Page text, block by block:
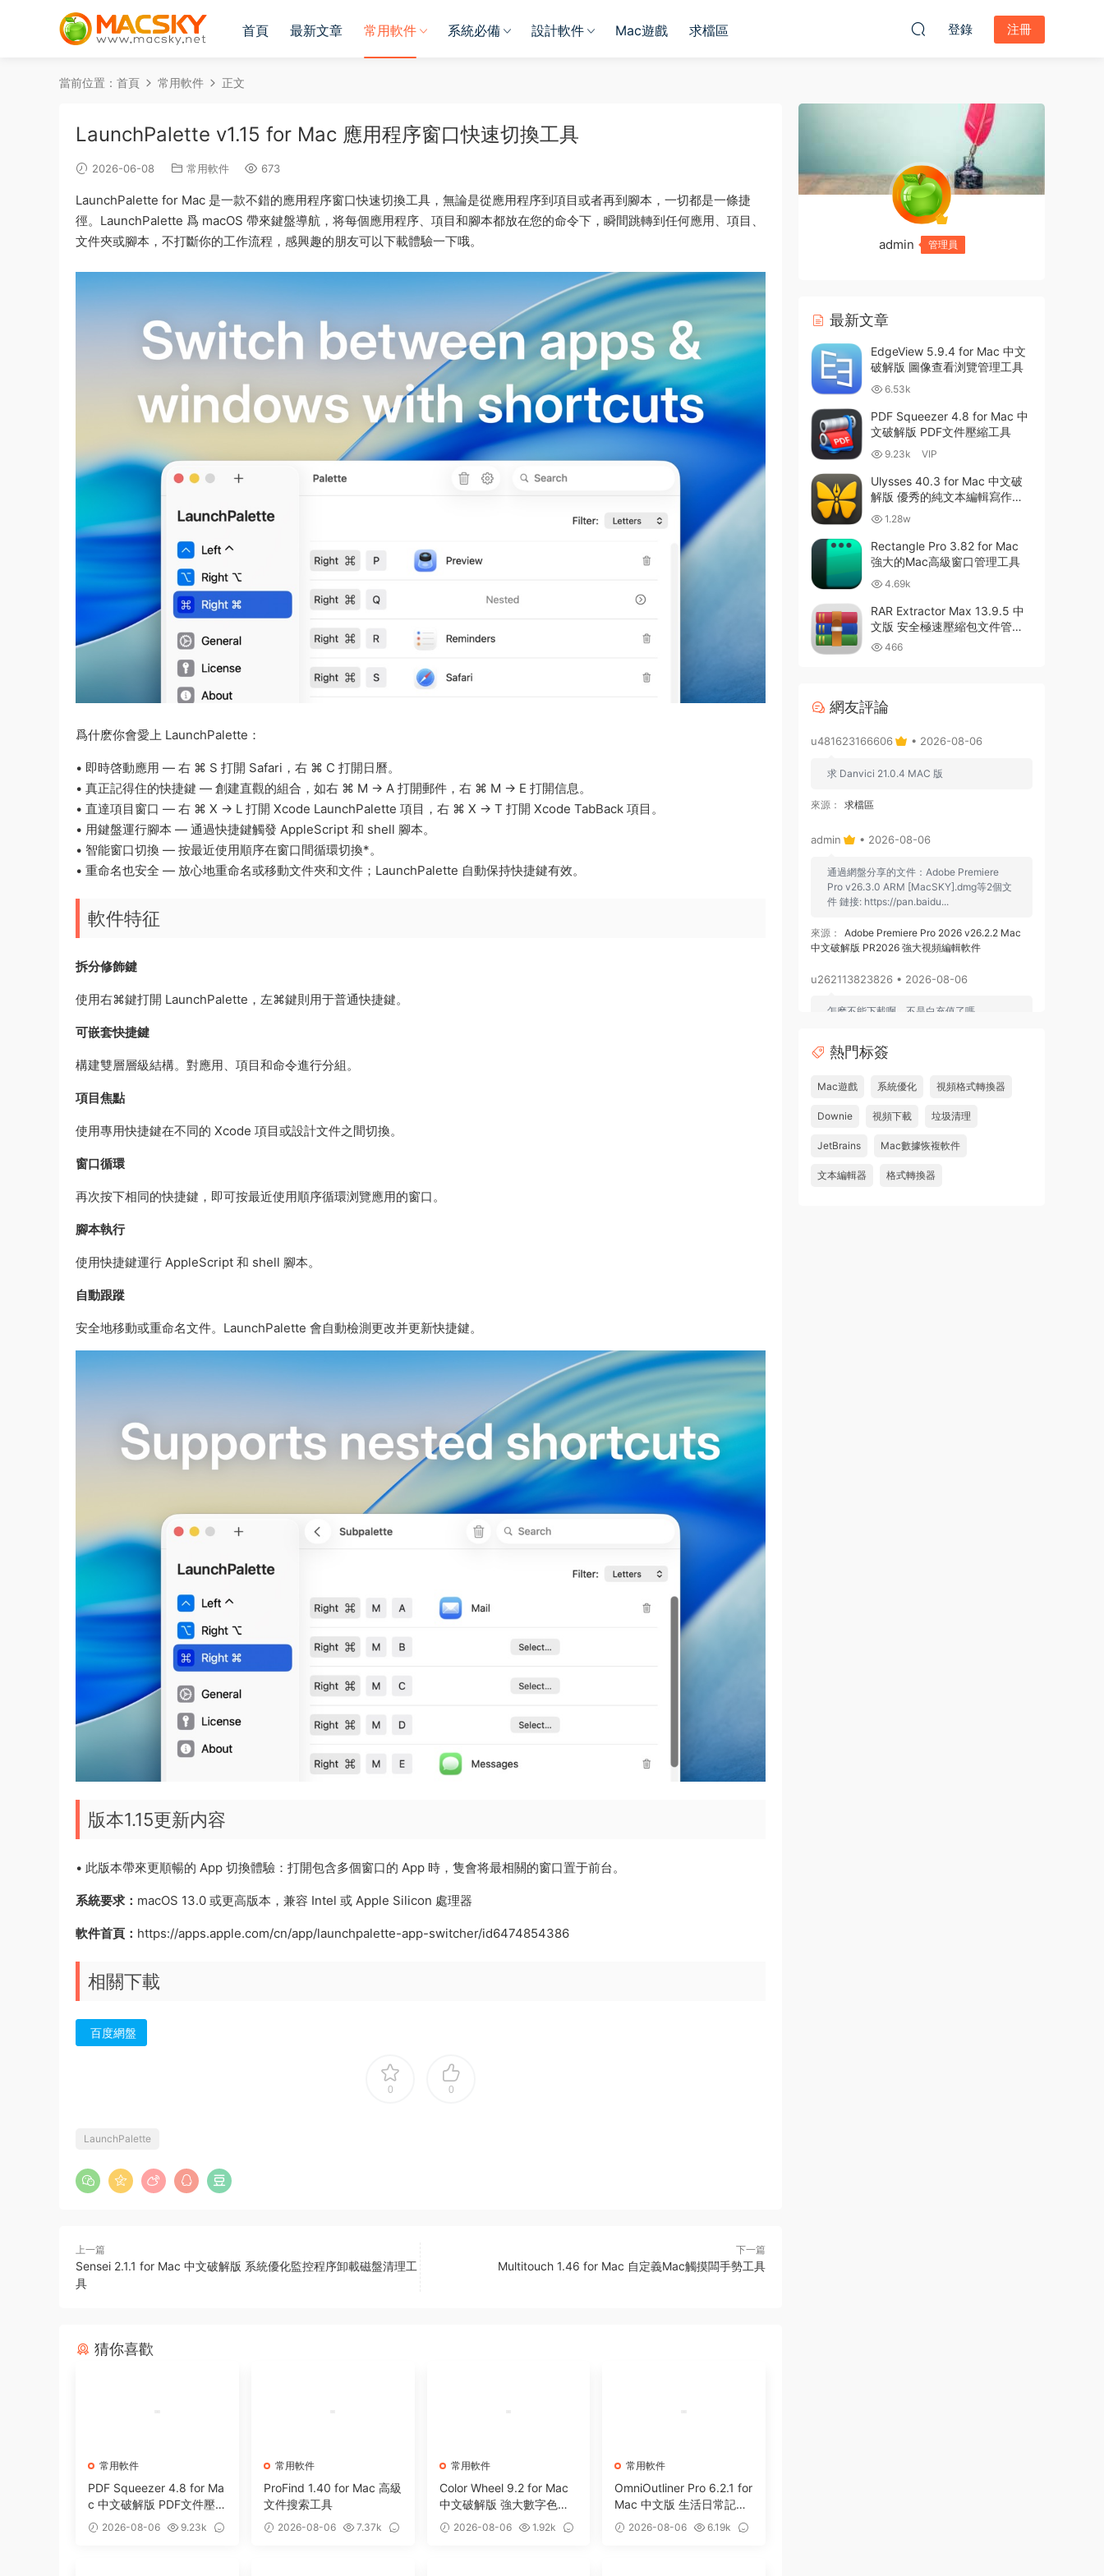
首頁 最新文章 常用軟件 系統必備 設計軟件 Mac遊戲 求檔區 登錄 注冊
當前位置： 首頁 常用軟件 正文
LaunchPalette v1.15 for Mac 應用程序窗口快速切換工具
2026-06-08 常用軟件 673
LaunchPalette for Mac 是一款不錯的應用程序窗口快速切換工具，無論是從應用程序到項目或者再到腳本，一切都是一條捷
徑。LaunchPalette 爲 macOS 帶來鍵盤導航，将每個應用程序、項目和腳本都放在您的命令下，瞬間跳轉到任何應用、項目、
文件夾或腳本，不打斷你的工作流程，感興趣的朋友可以下載體驗一下哦。
爲什麽你會愛上 LaunchPalette：
• 即時啓動應用 — 右 ⌘ S 打開 Safari，右 ⌘ C 打開日曆。
• 真正記得住的快捷鍵 — 創建直觀的組合，如右 ⌘ M → A 打開郵件，右 ⌘ M → E 打開信息。
• 直達項目窗口 — 右 ⌘ X → L 打開 Xcode LaunchPalette 項目，右 ⌘ X → T 打開 Xcode TabBack 項目。
• 用鍵盤運行腳本 — 通過快捷鍵觸發 AppleScript 和 shell 腳本。
• 智能窗口切換 — 按最近使用順序在窗口間循環切換*。
• 重命名也安全 — 放心地重命名或移動文件夾和文件；LaunchPalette 自動保持快捷鍵有效。
軟件特征
拆分修飾鍵
使用右⌘鍵打開 LaunchPalette，左⌘鍵則用于普通快捷鍵。
可嵌套快捷鍵
構建雙層層級結構。對應用、項目和命令進行分組。
項目焦點
使用專用快捷鍵在不同的 Xcode 項目或設計文件之間切換。
窗口循環
再次按下相同的快捷鍵，即可按最近使用順序循環浏覽應用的窗口。
腳本執行
使用快捷鍵運行 AppleScript 和 shell 腳本。
自動跟蹤
安全地移動或重命名文件。LaunchPalette 會自動檢測更改并更新快捷鍵。
版本1.15更新内容
• 此版本帶來更順暢的 App 切換體驗：打開包含多個窗口的 App 時，隻會将最相關的窗口置于前台。
系統要求： macOS 13.0 或更高版本，兼容 Intel 或 Apple Silicon 處理器
軟件首頁： https://apps.apple.com/cn/app/launchpalette-app-switcher/id6474854386
相關下載
百度網盤
0 0
LaunchPalette
上一篇
Sensei 2.1.1 for Mac 中文破解版 系統優化監控程序卸載磁盤清理工
具
下一篇
Multitouch 1.46 for Mac 自定義Mac觸摸闆手勢工具
猜你喜歡
常用軟件
PDF Squeezer 4.8 for Ma
c 中文破解版 PDF文件壓
縮工具
2026-08-06
9.23k
常用軟件
ProFind 1.40 for Mac 高級
文件搜索工具
2026-08-06
7.37k
常用軟件
Color Wheel 9.2 for Mac
中文破解版 強大數字色輪
工具2026-08-06
1.92k
常用軟件
OmniOutliner Pro 6.2.1 for
Mac 中文版 生活日常記錄
軟件2026-08-06
6.19k
admin 管理員
最新文章
EdgeView 5.9.4 for Mac 中文
破解版 圖像查看浏覽管理工具
6.53k
PDF Squeezer 4.8 for Mac 中
文破解版 PDF文件壓縮工具
9.23k VIP
Ulysses 40.3 for Mac 中文破
解版 優秀的純文本編輯寫作軟
件 1.28w
Rectangle Pro 3.82 for Mac
強大的Mac高級窗口管理工具
4.69k
RAR Extractor Max 13.9.5 中
文版 安全極速壓縮包文件管理
器 466
網友評論
u481623166606 • 2026-08-06
求 Danvici 21.0.4 MAC 版
來源： 求檔區
admin • 2026-08-06
通過網盤分享的文件：Adobe Premiere
Pro v26.3.0 ARM [MacSKY].dmg等2個文
件 鏈接: https://pan.baidu...
來源：
Adobe Premiere Pro 2026 v26.2.2 Mac
中文破解版 PR2026 強大視頻編輯軟件
u262113823826 • 2026-08-06
怎麽不能下載啊，不是白充值了嗎
來源：
Adobe Premiere Pro 2026 v26.2.2 Mac
中文破解版 PR2026 強大視頻編輯軟件
u604731536624 • 2026-07-15
中文破解版
熱門标簽
Mac遊戲 系統優化 視頻格式轉換器
Downie 視頻下載 垃圾清理
JetBrains Mac數據恢複軟件
文本編輯器 格式轉換器